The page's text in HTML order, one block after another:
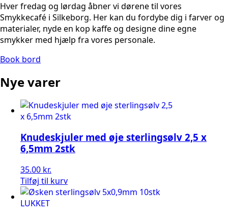
Hver fredag og lørdag åbner vi dørene til vores
Smykkecafé i Silkeborg. Her kan du fordybe dig i farver og
materialer, nyde en kop kaffe og designe dine egne
smykker med hjælp fra vores personale.
Book bord
Nye varer
Knudeskjuler med øje sterlingsølv 2,5 x
6,5mm 2stk
35.00 kr.
Tilføj til kurv